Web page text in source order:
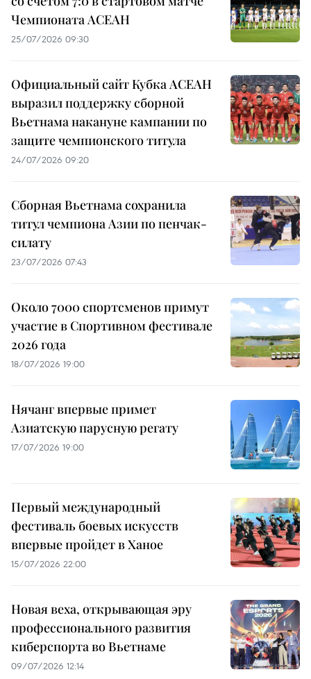
Чемпионата АСЕАН
25/07/2026 09:30
Официальный сайт Кубка АСЕАН
выразил поддержку сборной
Вьетнама накануне кампании по
защите чемпионского титула
24/07/2026 09:20
Сборная Вьетнама сохранила
титул чемпиона Азии по пенчак-
силату
23/07/2026 07:43
Около 7000 спортсменов примут
участие в Спортивном фестивале
2026 года
18/07/2026 19:00
Нячанг впервые примет
Азиатскую парусную регату
17/07/2026 19:00
Первый международный
фестиваль боевых искусств
впервые пройдет в Ханое
15/07/2026 22:00
Новая веха, открывающая эру
профессионального развития
киберспорта во Вьетнаме
09/07/2026 12:14